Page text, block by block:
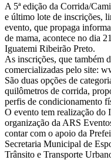
A 5ª edição da Corrida/
e último lote de inscrições,
evento, que propaga
de mama, acontece no dia
Iguatemi Ribeirão Preto.
As inscrições, que também
comercializadas pelo site:
São duas opções de
quilômetros de corrida,
perfis de condicionamento
O evento tem realização
organização da ARS
contar com o apoio da
Secretaria Municipal de
Trânsito e Transporte